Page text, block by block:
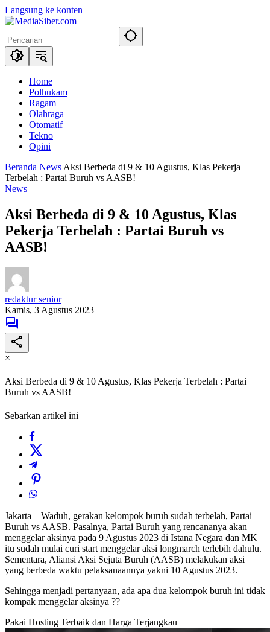
Langsung ke konten
Home
Polhukam
Ragam
Olahraga
Otomatif
Tekno
Opini
Beranda News Aksi Berbeda di 9 & 10 Agustus, Klas Pekerja
Terbelah : Partai Buruh vs AASB!
News
Aksi Berbeda di 9 & 10 Agustus, Klas
Pekerja Terbelah : Partai Buruh vs
AASB!
redaktur senior
Kamis, 3 Agustus 2023
×
Aksi Berbeda di 9 & 10 Agustus, Klas Pekerja Terbelah : Partai
Buruh vs AASB!
Sebarkan artikel ini
Jakarta – Waduh, gerakan kelompok buruh sudah terbelah, Partai
Buruh vs AASB. Pasalnya, Partai Buruh yang rencananya akan
menggelar aksinya pada 9 Agustus 2023 di Istana Negara dan MK
itu sudah mulai curi start menggelar aksi longmarch terlebih dahulu.
Sementara, Aliansi Aksi Sejuta Buruh (AASB) melakukan aksi
yang berbeda waktu pelaksanaannya yakni 10 Agustus 2023.
Sehingga menjadi pertanyaan, ada apa dua kelompok buruh ini tidak
kompak menggelar aksinya ??
Pakai Hosting Terbaik dan Harga Terjangkau